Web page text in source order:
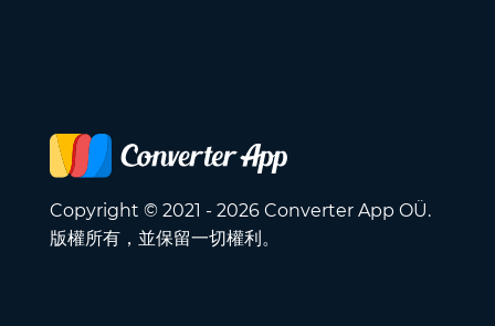
Copyright © 2021 - 2026 Converter App OÜ.
版權所有，並保留一切權利。